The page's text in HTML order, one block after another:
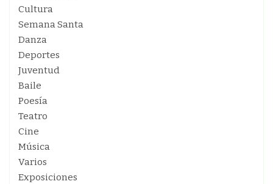
Cultura
Semana Santa
Danza
Deportes
Juventud
Baile
Poesía
Teatro
Cine
Música
Varios
Exposiciones